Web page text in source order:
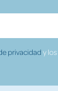
privacidad y los